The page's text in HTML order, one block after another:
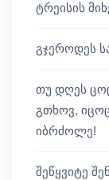
ტრეისის
გჯეროდეს
თუ დღეს
გთხოვ,
იბრძოლე!
შეწყვიტე